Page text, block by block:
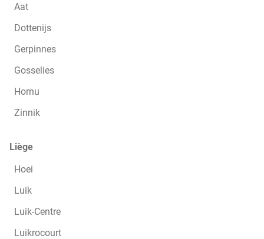
Aat
Dottenijs
Gerpinnes
Gosselies
Hornu
Zinnik
Liège
Hoei
Luik
Luik-Centre
Luikrocourt